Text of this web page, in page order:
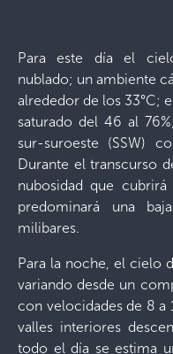
Para este día el
nublado; un ambiente
alrededor de los 33°C;
saturado del 46 al
sur-suroeste (SSW)
Durante el transcurso
nubosidad que
predominará una
milibares.
Para la noche, el cielo
variando desde un
con velocidades de 8 a
valles interiores
todo el día se estima